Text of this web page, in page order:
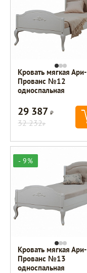
Кровать мягкая Ари-
Прованс №12
односпальная
29 387Р
32 232Р
- 9%
Кровать мягкая Ари-
Прованс №13
односпальная